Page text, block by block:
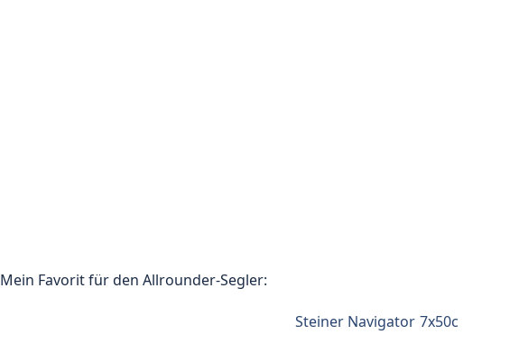
Mein Favorit für den Allrounder-Segler:
Steiner Navigator 7x50c